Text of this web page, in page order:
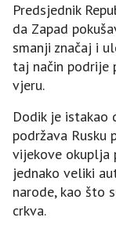
Predsjednik
da Zapad
smanji značaj i
taj način podrije
vjeru.
Dodik je istakao
podržava Rusku
vijekove okuplja
jednako veliki
narode, kao što
crkva.